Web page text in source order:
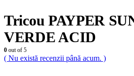
Tricou PAYPER
VERDE ACID
0 out of 5
( Nu există recenzii până acum. )